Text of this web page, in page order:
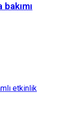
etkinlik